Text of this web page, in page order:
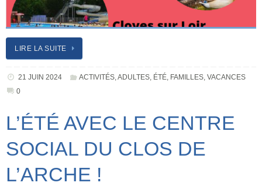
LIRE LA SUITE
21 JUIN 2024 ACTIVITÉS,ADULTES, ÉTÉ, FAMILLES,VACANCES
0
L’ÉTÉ AVEC LE CENTRE
SOCIAL DU CLOS DE
L’ARCHE !